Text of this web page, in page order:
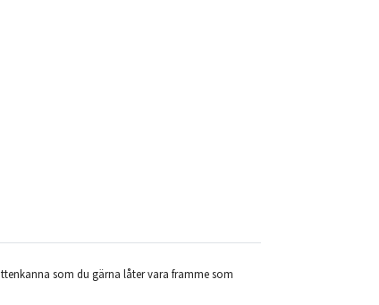
som du gärna låter vara framme som